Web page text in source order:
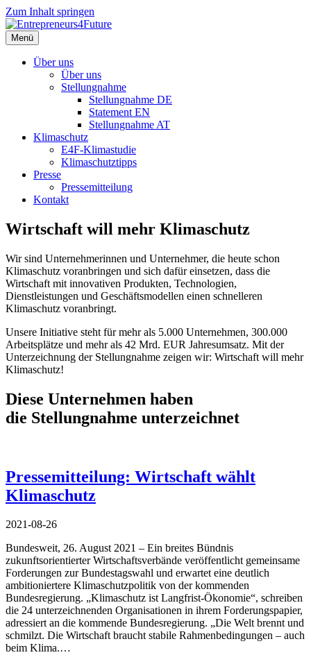
Zum Inhalt springen
Menü
Über uns
Über uns
Stellungnahme
Stellungnahme DE
Statement EN
Stellungnahme AT
Klimaschutz
E4F-Klimastudie
Klimaschutztipps
Presse
Pressemitteilung
Kontakt
Wirtschaft will mehr Klimaschutz
Wir sind Unternehmerinnen und Unternehmer, die heute schon
Klimaschutz voranbringen und sich dafür einsetzen, dass die
Wirtschaft mit innovativen Produkten, Technologien,
Dienstleistungen und Geschäftsmodellen einen schnelleren
Klimaschutz voranbringt.
Unsere Initiative steht für mehr als 5.000 Unternehmen, 300.000
Arbeitsplätze und mehr als 42 Mrd. EUR Jahresumsatz. Mit der
Unterzeichnung der Stellungnahme zeigen wir: Wirtschaft will mehr
Klimaschutz!
Diese Unternehmen haben
die Stellungnahme unterzeichnet
Pressemitteilung: Wirtschaft wählt
Klimaschutz
2021-08-26
Bundesweit, 26. August 2021 – Ein breites Bündnis
zukunftsorientierter Wirtschaftsverbände veröffentlicht gemeinsame
Forderungen zur Bundestagswahl und erwartet eine deutlich
ambitioniertere Klimaschutzpolitik von der kommenden
Bundesregierung. „Klimaschutz ist Langfrist-Ökonomie“, schreiben
die 24 unterzeichnenden Organisationen in ihrem Forderungspapier,
adressiert an die kommende Bundesregierung. „Die Welt brennt und
schmilzt. Die Wirtschaft braucht stabile Rahmenbedingungen – auch
beim Klima.…